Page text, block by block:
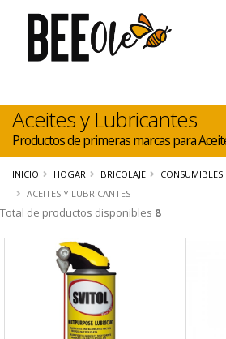
Aceites y Lubricantes
Productos de primeras marcas para
INICIO HOGAR BRICOLAJE
CONSUMIBLES
ACEITES Y LUBRICANTES
Total de productos disponibles 8